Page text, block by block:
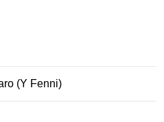
(Y Fenni)